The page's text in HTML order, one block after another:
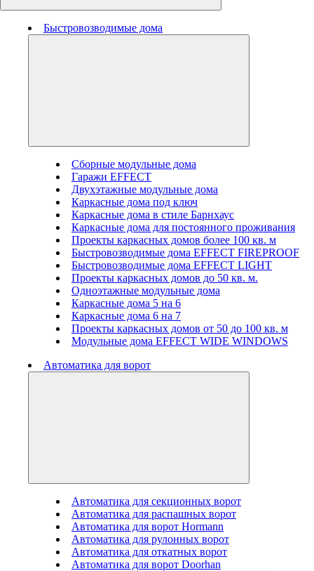
Быстровозводимые дома
Сборные модульные дома
Гаражи EFFECT
Двухэтажные модульные дома
Каркасные дома под ключ
Каркасные дома в стиле Барнхаус
Каркасные дома для постоянного проживания
Проекты каркасных домов более 100 кв. м
Быстровозводимые дома EFFECT FIREPROOF
Быстровозводимые дома EFFECT LIGHT
Проекты каркасных домов до 50 кв. м.
Одноэтажные модульные дома
Каркасные дома 5 на 6
Каркасные дома 6 на 7
Проекты каркасных домов от 50 до 100 кв. м
Модульные дома EFFECT WIDE WINDOWS
Автоматика для ворот
Автоматика для секционных ворот
Автоматика для распашных ворот
Автоматика для ворот Hormann
Автоматика для рулонных ворот
Автоматика для откатных ворот
Автоматика для ворот Doorhan